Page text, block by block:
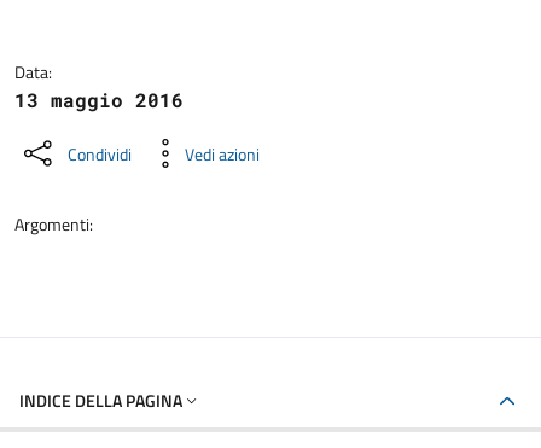
Data:
13 maggio 2016
Condividi Vedi azioni
Argomenti:
INDICE DELLA PAGINA